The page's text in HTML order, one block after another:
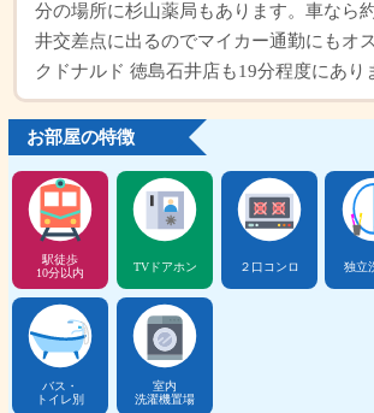
分の場所に杉山薬局もあります。車なら
井交差点に出るのでマイカー通勤にもオ
クドナルド 徳島石井店も19分程度にあり
お部屋の特徴
駅徒歩
10分以内
TVドアホン ２口コンロ 独立
バス・
トイレ別
室内
洗濯機置場